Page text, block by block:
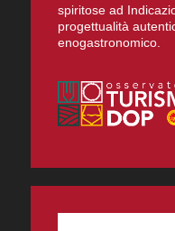
spiritose ad
progettualità
enogastronomico.